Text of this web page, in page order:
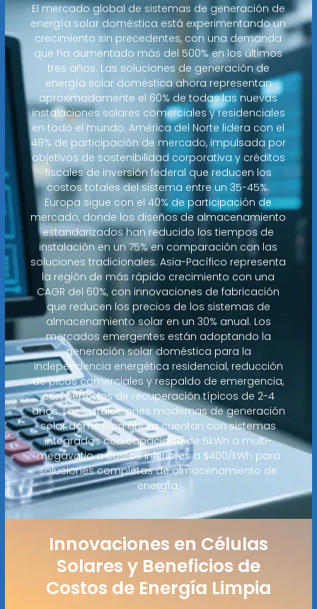
El mercado global de sistemas de generación de
energía solar doméstica está experimentando un
crecimiento sin precedentes, con una demanda
que ha aumentado más del 500% en los últimos
tres años. Las soluciones de generación de
energía solar doméstica ahora representan
aproximadamente el 60% de todas las nuevas
instalaciones solares comerciales y residenciales
en todo el mundo. América del Norte lidera con el
48% de participación de mercado, impulsada por
objetivos de sostenibilidad corporativa y créditos
fiscales de inversión federal que reducen los
costos totales del sistema entre un 35-45%.
Europa sigue con el 40% de participación de
mercado, donde los diseños de almacenamiento
estandarizados han reducido los tiempos de
instalación en un 75% en comparación con las
soluciones tradicionales. Asia-Pacífico representa
la región de más rápido crecimiento con una
CAGR del 60%, con innovaciones de fabricación
que reducen los precios de los sistemas de
almacenamiento solar en un 30% anual. Los
mercados emergentes están adoptando la
generación solar doméstica para la
independencia energética residencial, reducción
de picos comerciales y respaldo de emergencia,
con períodos de recuperación típicos de 2-4
años. Las instalaciones modernas de generación
solar doméstica ahora cuentan con sistemas
integrados con capacidad de 5kWh a multi-
megavatio a costos inferiores a $400/kWh para
soluciones completas de almacenamiento de
energía.
Innovaciones en Células
Solares y Beneficios de
Costos de Energía Limpia